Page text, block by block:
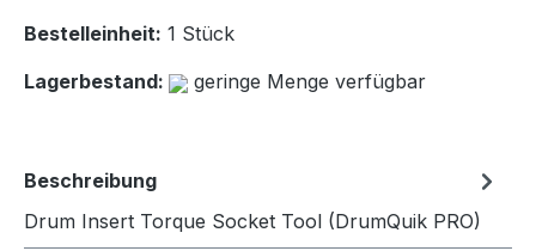
Bestelleinheit: 1 Stück
Lagerbestand:
geringe Menge verfügbar
Beschreibung
Drum Insert Torque Socket Tool (DrumQuik PRO)